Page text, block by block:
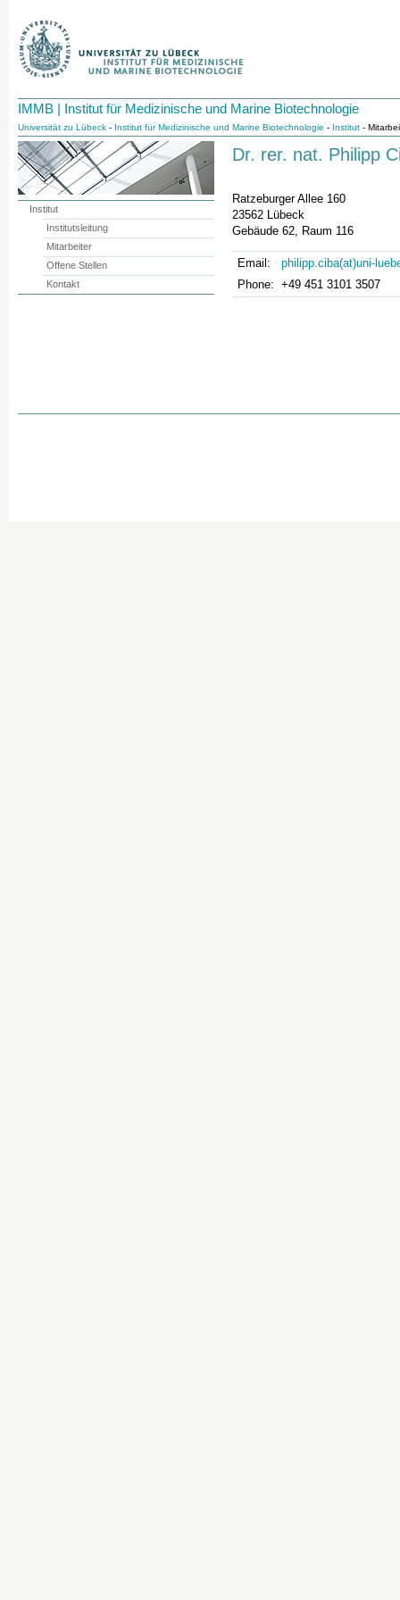
IMMB | Institut für Medizinische und Marine Biotechnologie
Universität zu Lübeck - Institut für Medizinische und Marine Biotechnologie - Institut -
Dr. rer. nat. Philipp
Ratzeburger Allee 160
23562 Lübeck
Gebäude 62, Raum 116
Email:
philipp.ciba(at)uni-
Phone: +49 451 3101 3507
Institut
Institutsleitung
Mitarbeiter
Offene Stellen
Kontakt